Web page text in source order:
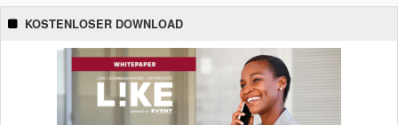
KOSTENLOSER DOWNLOAD